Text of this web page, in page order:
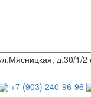
+7 (903) 240-96-96